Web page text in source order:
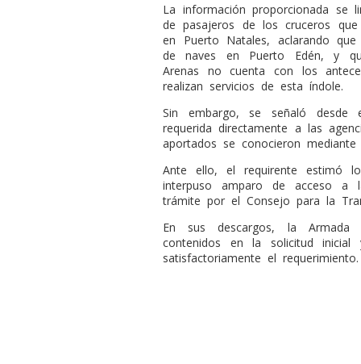
La información proporcionada se
de pasajeros de los cruceros
en Puerto Natales, aclarando
de naves en Puerto Edén, y
Arenas no cuenta con los
realizan servicios de esta índole.
Sin embargo, se señaló desde
requerida directamente a las
aportados se conocieron
Ante ello, el requirente estimó
interpuso amparo de acceso
trámite por el Consejo para la
En sus descargos, la
contenidos en la solicitud
satisfactoriamente el requerimiento.